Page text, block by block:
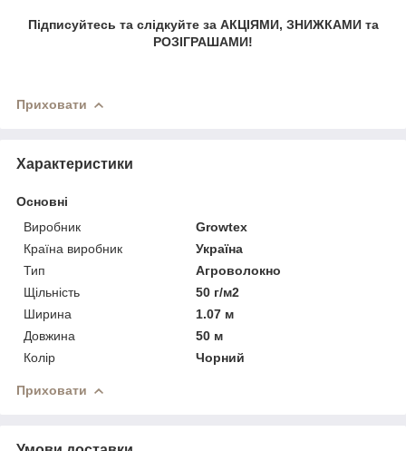
Підписуйтесь та слідкуйте за АКЦІЯМИ, ЗНИЖКАМИ та
РОЗІГРАШАМИ!
Приховати
Характеристики
Основні
Виробник
Growtex
Країна виробник
Україна
Тип
Агроволокно
Щільність
50 г/м2
Ширина
1.07 м
Довжина
50 м
Колір
Чорний
Приховати